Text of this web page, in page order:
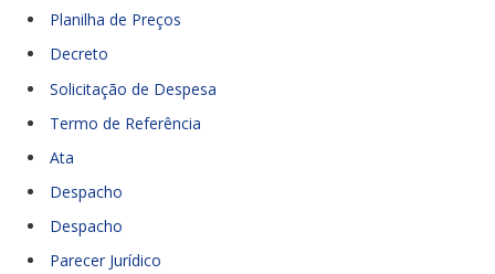
Planilha de Preços
Decreto
Solicitação de Despesa
Termo de Referência
Ata
Despacho
Despacho
Parecer Jurídico